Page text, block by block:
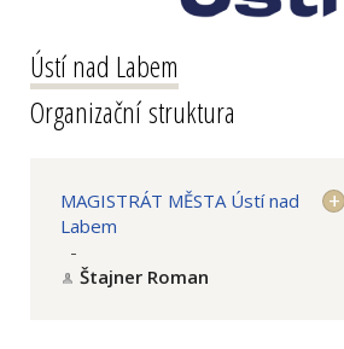
Ústí nad Labem
Organizační struktura
MAGISTRÁT MĚSTA Ústí nad
Labem
-
Štajner Roman